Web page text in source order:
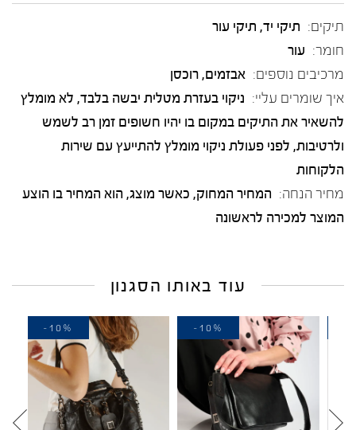
תיקים: תיקי יד, תיקי עור
חומר: עור
מרכיבים נוספים: אבזמים, רוכסן
איך שומרים עליי: ניקוי בעזרת מטלית יבשה בלבד, לא מומלץ
להשאיר את התיקים במקום בו יהיו חשופים זמן רב לשמש
ולרטיבות, לפני פעולת ניקוי מומלץ להתייעץ עם שירות
הלקוחות
מחיר הנחה: המחיר המחוק, כאשר מוצג, הוא המחיר בו הוצע
המוצר למכירה לראשונה
עוד באותו הסגנון
-10%
-10%